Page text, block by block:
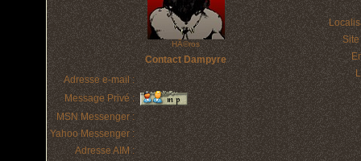
HÃ©ros
Contact Dampyre
Adresse e-mail :
Message Privé :
MSN Messenger :
Yahoo Messenger :
Adresse AIM :